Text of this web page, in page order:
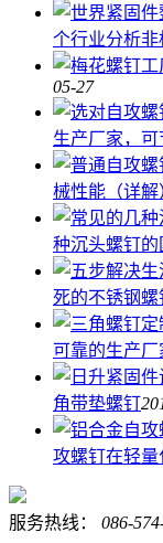
个行业分析非
05-27
生产厂家，可
械性能（详解
种沉头螺钉
死的不锈钢螺
可靠的生产厂
角带垫螺钉
攻螺钉在轻
服务热线： 086-